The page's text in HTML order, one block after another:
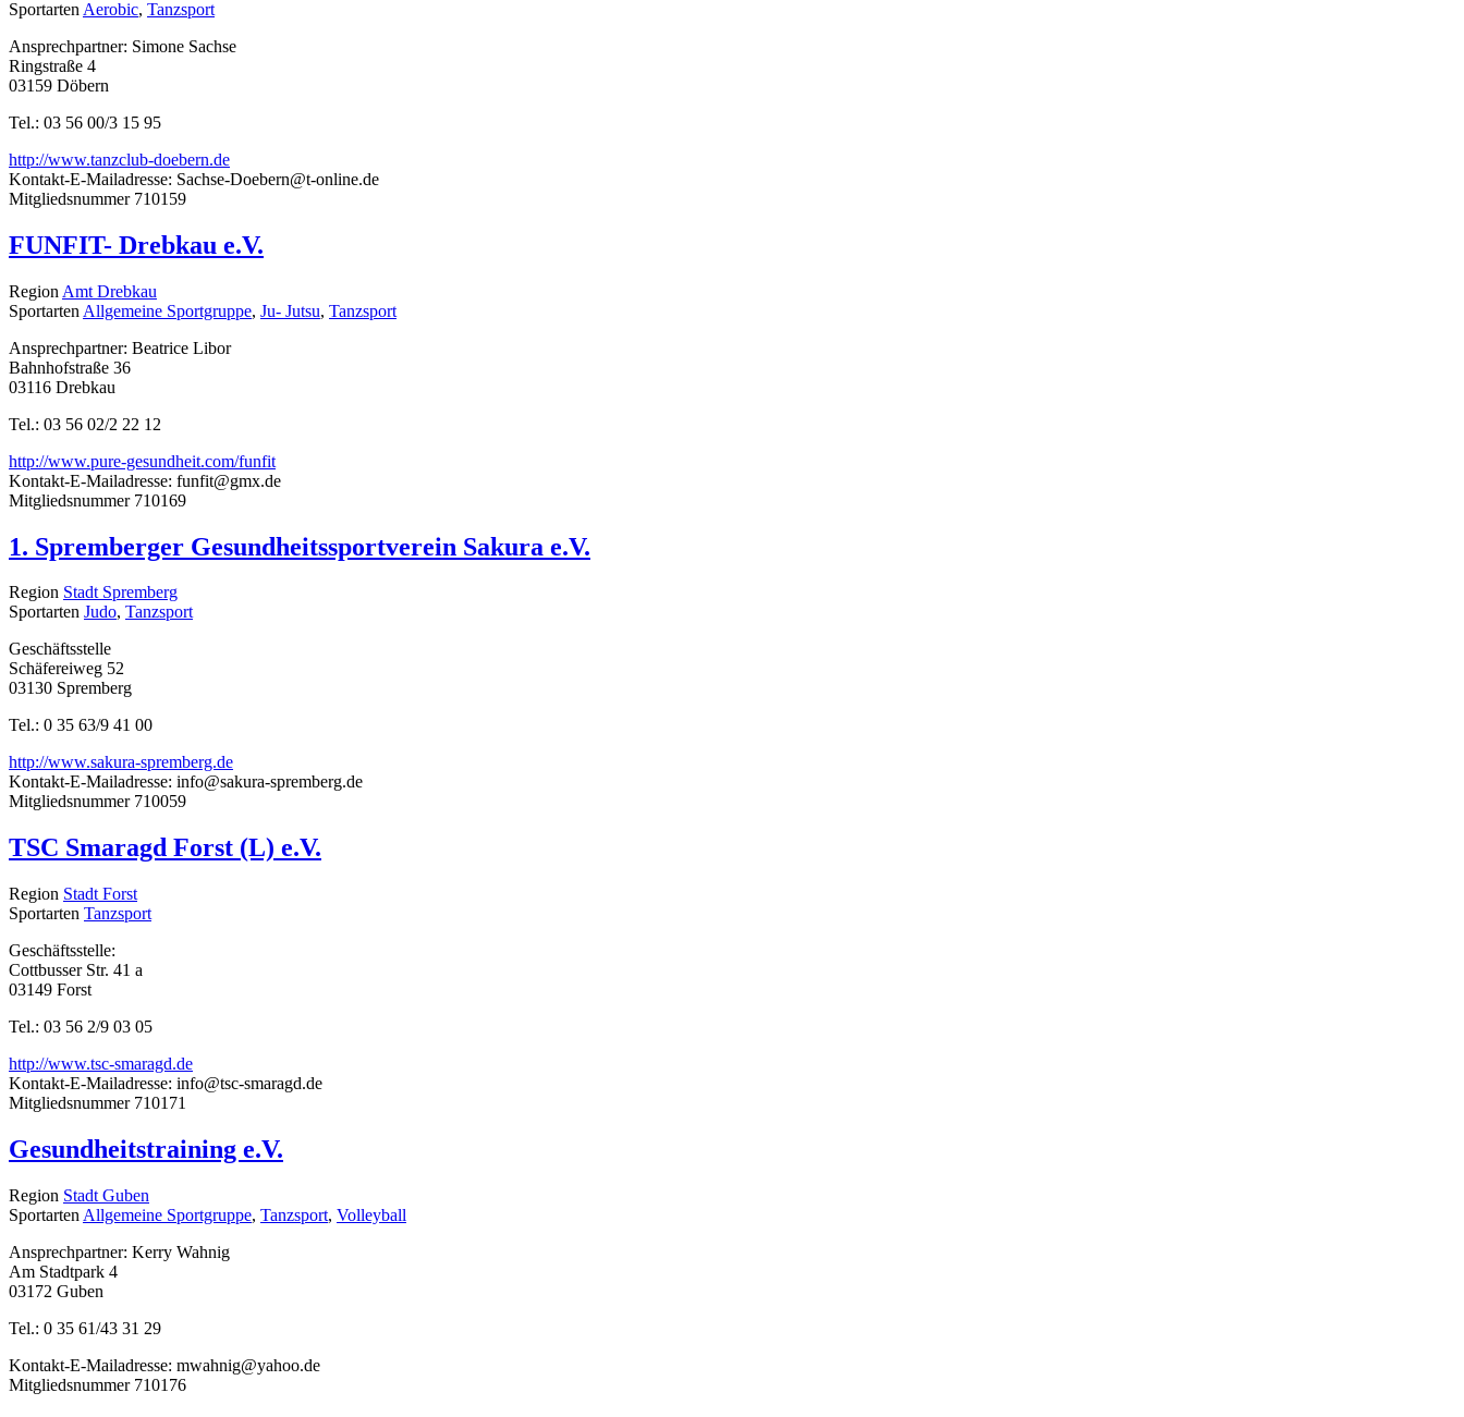
Sportarten Aerobic, Tanzsport
Ansprechpartner: Simone Sachse
Ringstraße 4
03159 Döbern
Tel.: 03 56 00/3 15 95
http://www.tanzclub-doebern.de
Kontakt-E-Mailadresse: Sachse-Doebern@t-online.de
Mitgliedsnummer710159
FUNFIT- Drebkau e.V.
Region Amt Drebkau
Sportarten Allgemeine Sportgruppe, Ju- Jutsu, Tanzsport
Ansprechpartner: Beatrice Libor
Bahnhofstraße 36
03116 Drebkau
Tel.: 03 56 02/2 22 12
http://www.pure-gesundheit.com/funfit
Kontakt-E-Mailadresse: funfit@gmx.de
Mitgliedsnummer710169
1. Spremberger Gesundheitssportverein Sakura e.V.
Region Stadt Spremberg
Sportarten Judo, Tanzsport
Geschäftsstelle
Schäfereiweg 52
03130 Spremberg
Tel.: 0 35 63/9 41 00
http://www.sakura-spremberg.de
Kontakt-E-Mailadresse: info@sakura-spremberg.de
Mitgliedsnummer710059
TSC Smaragd Forst (L) e.V.
Region Stadt Forst
Sportarten Tanzsport
Geschäftsstelle:
Cottbusser Str. 41 a
03149 Forst
Tel.: 03 56 2/9 03 05
http://www.tsc-smaragd.de
Kontakt-E-Mailadresse: info@tsc-smaragd.de
Mitgliedsnummer710171
Gesundheitstraining e.V.
Region Stadt Guben
Sportarten Allgemeine Sportgruppe, Tanzsport, Volleyball
Ansprechpartner: Kerry Wahnig
Am Stadtpark 4
03172 Guben
Tel.: 0 35 61/43 31 29
Kontakt-E-Mailadresse: mwahnig@yahoo.de
Mitgliedsnummer710176